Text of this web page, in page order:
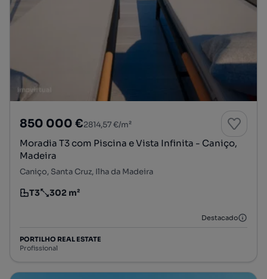
850 000 €2814,57 €/m²
Moradia T3 com Piscina e Vista Infinita - Caniço,
Madeira
Caniço, Santa Cruz, Ilha da Madeira
Tipologia
T3
Preço por metro quadrado
302 m²
Destacado
PORTILHO REAL ESTATE
Profissional